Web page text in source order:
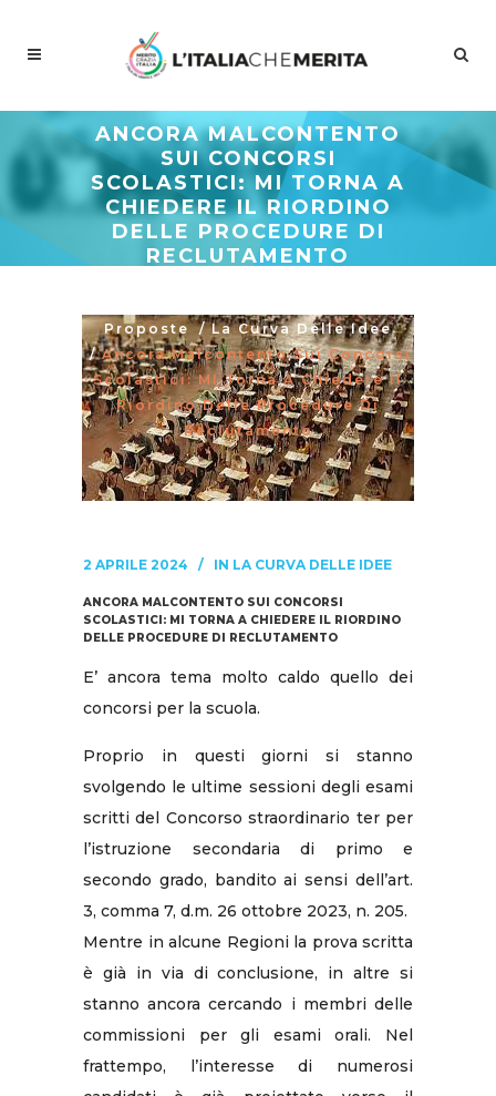
ANCORA MALCONTENTO
SUI CONCORSI
SCOLASTICI: MI TORNA A
CHIEDERE IL RIORDINO
DELLE PROCEDURE DI
RECLUTAMENTO
Proposte /La Curva Delle Idee
/Ancora Malcontento Sui Concorsi
Scolastici: MI Torna A Chiedere Il
Riordino Delle Procedure Di
Reclutamento
2 APRILE 2024 IN LA CURVA DELLE IDEE
ANCORA MALCONTENTO SUI CONCORSI
SCOLASTICI: MI TORNA A CHIEDERE IL RIORDINO
DELLE PROCEDURE DI RECLUTAMENTO
E’ ancora tema molto caldo quello dei
concorsi per la scuola.
Proprio in questi giorni si stanno
svolgendo le ultime sessioni degli esami
scritti del Concorso straordinario ter per
l’istruzione secondaria di primo e
secondo grado, bandito ai sensi dell’art.
3, comma 7, d.m. 26 ottobre 2023, n. 205.
Mentre in alcune Regioni la prova scritta
è già in via di conclusione, in altre si
stanno ancora cercando i membri delle
commissioni per gli esami orali. Nel
frattempo, l’interesse di numerosi